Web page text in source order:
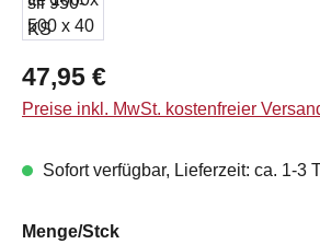
Regulärer Preis:
47,95 €
Preise inkl. MwSt. kostenfreier
Sofort verfügbar, Lieferzeit: ca. 1-3
Menge/Stckauswählen